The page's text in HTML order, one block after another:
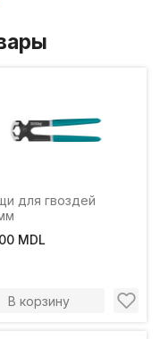
для гвоздей
MDL
В корзину